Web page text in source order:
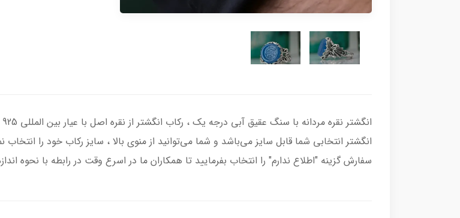
انگشتر انتخابی شما قابل سایز می‌باشد و شما می‌توانید از منوی بالا ، سایز رکاب خود را
سفارش گزینه "اطلاع ندارم" را انتخاب بفرمایید تا همکاران ما در اسرع وقت در رابطه با نحوه